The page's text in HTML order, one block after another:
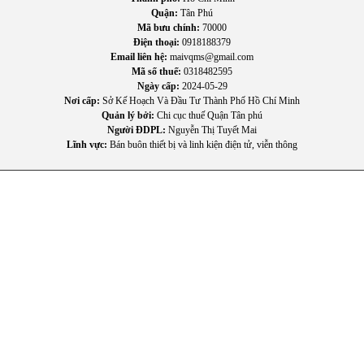
nhiệt trong quá trình nấu.
Ứng dụng đa năng, ngoài nấu phở còn có thể dùng để hầm
xương, nấu nước lèo, luộc thực phẩm hoặc nấu các món
Quận: Tân Phú
Mã bưu chính: 70000
Điện thoại: 0918188379
Email liên hệ: maivqms@gmail.com
Mã số thuế: 0318482595
Ngày cấp: 2024-05-29
Nơi cấp: Sở Kế Hoạch Và Đầu Tư Thành Phố Hồ Chí Minh
Quản lý bởi: Chi cục thuế Quận Tân phú
Người ĐDPL: Nguyễn Thị Tuyết Mai
Lĩnh vực: Bán buôn thiết bị và linh kiện điện tử, viễn thông